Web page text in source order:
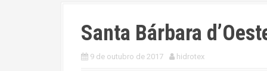
Santa Bárbara
9 de outubro de 2017 hidrotex